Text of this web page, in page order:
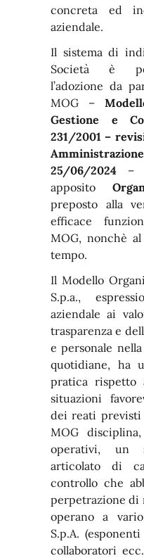
concreta ed
aziendale.
Il sistema di
Società è
l’adozione da
MOG –
Gestione e
231/2001 –
25/06/2024 –
apposito
preposto alla
efficace
MOG, nonchè
tempo.
Il Modello
S.p.a.,
aziendale ai
trasparenza e
e personale
quotidiane, ha
pratica rispetto
situazioni
dei reati previsti
MOG
operativi, un
articolato di
controllo che
perpetrazione di
operano a
S.p.A.
collaboratori